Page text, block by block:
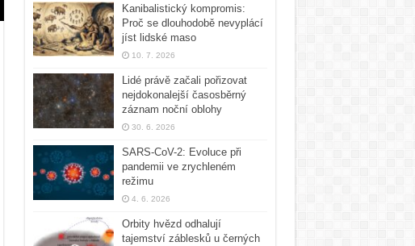
Kanibalistický kompromis:
Proč se dlouhodobě nevyplácí
jíst lidské maso
10. 7. 2026
Lidé právě začali pořizovat
nejdokonalejší časosběrný
záznam noční oblohy
30. 6. 2026
SARS-CoV-2: Evoluce při
pandemii ve zrychleném
režimu
4. 6. 2026
Orbity hvězd odhalují
tajemství záblesků u černých